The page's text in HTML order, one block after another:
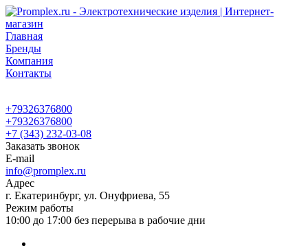
Главная
Бренды
Компания
Контакты
+79326376800
+79326376800
+7 (343) 232-03-08
Заказать звонок
E-mail
info@promplex.ru
Адрес
г. Екатеринбург, ул. Онуфриева, 55
Режим работы
10:00 до 17:00 без перерыва в рабочие дни